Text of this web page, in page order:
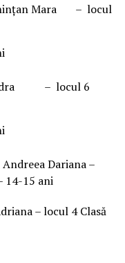
Mara – locul
– locul 6
Dariana –
14-15 ani
– locul 4 Clasă